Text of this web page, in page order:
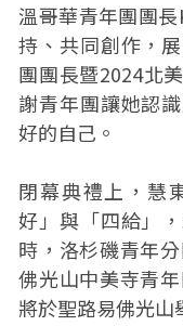
溫哥華青年團團
持、共同創作，
團團長暨2024北
謝青年團讓她認
好的自己。
閉幕典禮上，慧
好」與「四給」
時，洛杉磯青年
佛光山中美寺青
將於聖路易佛光山